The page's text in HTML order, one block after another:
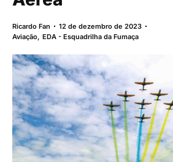
Ricardo Fan
12 de dezembro de 2023
Aviação,EDA - Esquadrilha da Fumaça